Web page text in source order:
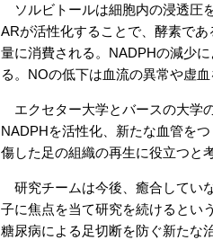
ソルビトールは細胞内の浸透圧
ARが活性化することで、酵素で
量に消費される。NADPHの減少
る。NOの低下は血流の異常や虚
エクセター大学とバースの大学
NADPHを活性化、新たな血管を
傷した足の組織の再生に役立つと
研究チームは今後、癒合してい
子に焦点を当て研究を続けるとい
糖尿病による足切断を防ぐ新たな